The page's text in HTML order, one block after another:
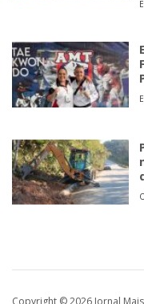
Copyright © 2026 Jornal